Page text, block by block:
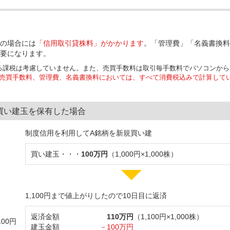
場合には 「信用取引貸株料」がかかります。「管理費」「名義書換
になります。
税は考慮していません。また、売買手数料は取引毎手数料でパソコンか
買手数料、管理費、名義書換料においては、すべて消費税込みで計算して
建玉を保有した場合
円
制度信用を利用してA銘柄を新規買い建
買い建玉・・・ 100万円 （1,000円×1,000株）
1,100円まで値上がりしたので10日目に返済
返済金額 110万円
（1,100円×1,000株）
建玉金額
－100万円